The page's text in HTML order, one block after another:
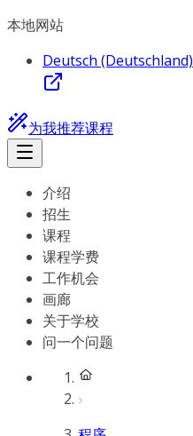
本地网站
Deutsch (Deutschland)
为我推荐课程
介绍
招生
课程
课程学费
工作机会
画廊
关于学校
问一个问题